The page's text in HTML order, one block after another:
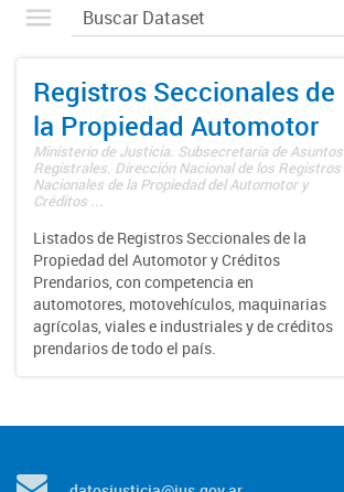
Registros Seccionales de
la Propiedad Automotor
Ministerio de Justicia. Subsecretaría de Asuntos
Registrales. Dirección Nacional de los Registros
Nacionales de la Propiedad del Automotor y
Créditos ...
Listados de Registros Seccionales de la
Propiedad del Automotor y Créditos
Prendarios, con competencia en
automotores, motovehículos, maquinarias
agrícolas, viales e industriales y de créditos
prendarios de todo el país.